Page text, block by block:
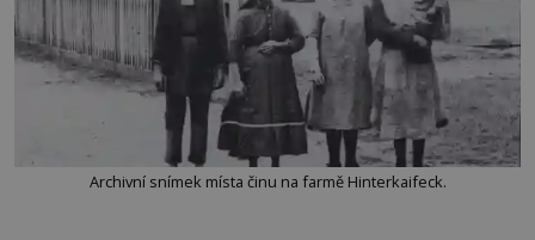
Archivní snímek místa činu na farmě Hinterkaifeck.